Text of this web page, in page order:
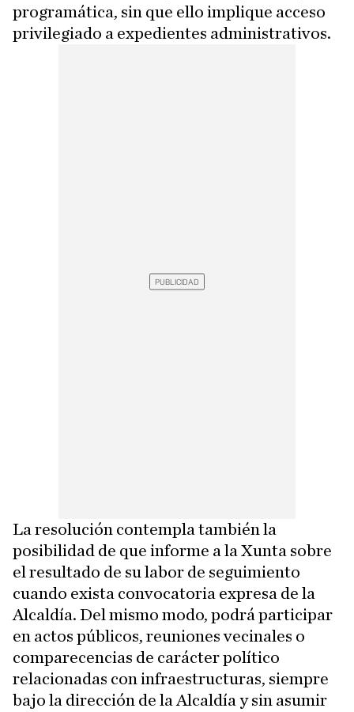
programática, sin que ello implique acceso
privilegiado a expedientes administrativos.
La resolución contempla también la
posibilidad de que informe a la Xunta sobre
el resultado de su labor de seguimiento
cuando exista convocatoria expresa de la
Alcaldía. Del mismo modo, podrá participar
en actos públicos, reuniones vecinales o
comparecencias de carácter político
relacionadas con infraestructuras, siempre
bajo la dirección de la Alcaldía y sin asumir